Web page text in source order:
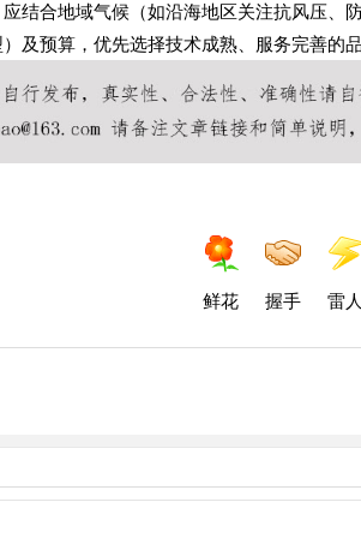
合地域气候（如沿海地区关注抗风压、
及预算，优先选择技术成熟、服务完善的
鲜花 握手 雷